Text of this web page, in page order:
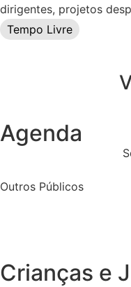
dirigentes, projetos
Tempo Livre
Agenda
Outros Públicos
Crianças e